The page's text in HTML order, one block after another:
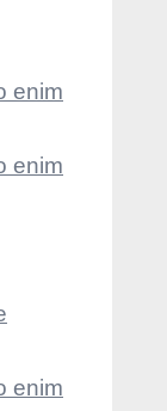
enim
enim
enim